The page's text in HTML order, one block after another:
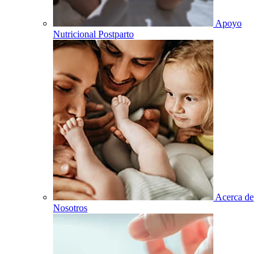
Apoyo
Nutricional Postparto
Acerca de
Nosotros